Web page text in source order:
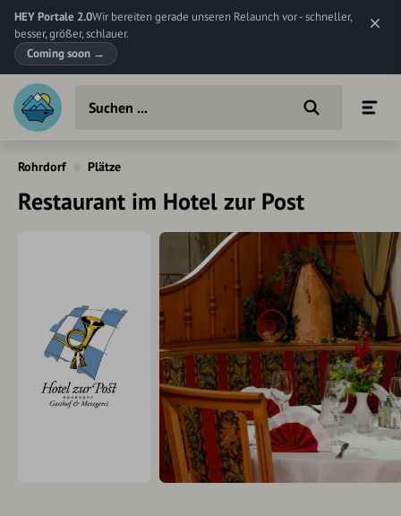
HEY Portale 2.0Wir bereiten gerade unseren Relaunch vor - schneller,
besser, größer, schlauer.
Coming soon →
Rohrdorf Plätze
Restaurant im Hotel zur Post